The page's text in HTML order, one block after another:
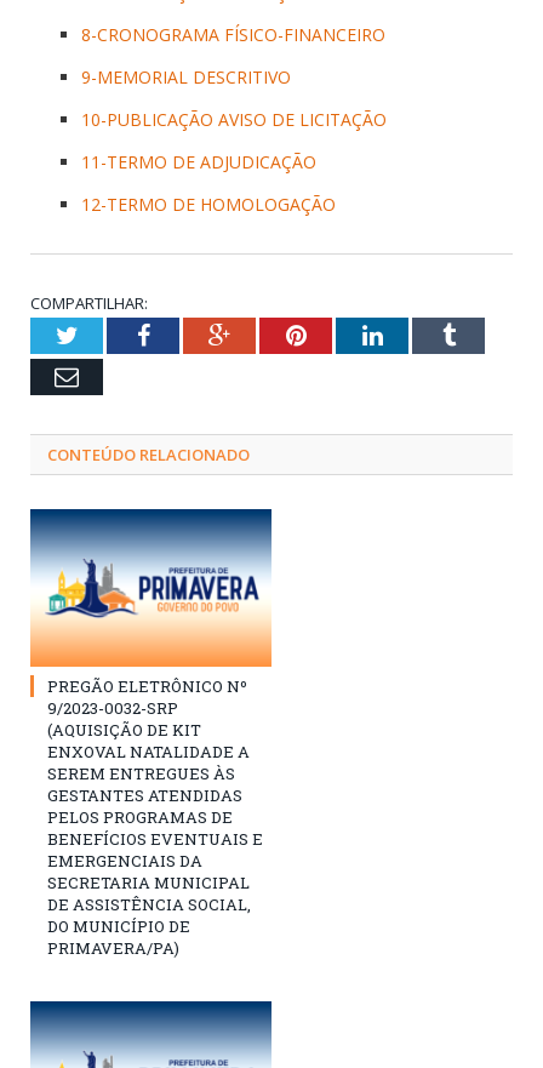
8-CRONOGRAMA FÍSICO-FINANCEIRO
9-MEMORIAL DESCRITIVO
10-PUBLICAÇÃO AVISO DE LICITAÇÃO
11-TERMO DE ADJUDICAÇÃO
12-TERMO DE HOMOLOGAÇÃO
COMPARTILHAR:
TwitterFacebookGoogle+PinterestLinkedInTumblr
Email
CONTEÚDO RELACIONADO
PREGÃO ELETRÔNICO Nº
9/2023-0032-SRP
(AQUISIÇÃO DE KIT
ENXOVAL NATALIDADE A
SEREM ENTREGUES ÀS
GESTANTES ATENDIDAS
PELOS PROGRAMAS DE
BENEFÍCIOS EVENTUAIS E
EMERGENCIAIS DA
SECRETARIA MUNICIPAL
DE ASSISTÊNCIA SOCIAL,
DO MUNICÍPIO DE
PRIMAVERA/PA)